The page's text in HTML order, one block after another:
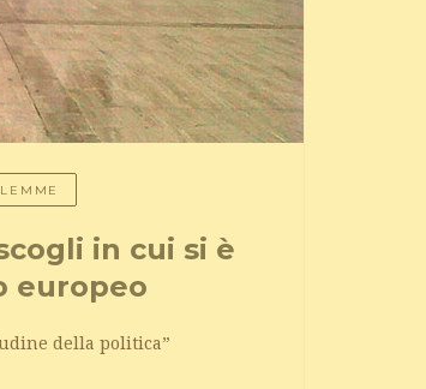
in cui si è
europeo
della politica”